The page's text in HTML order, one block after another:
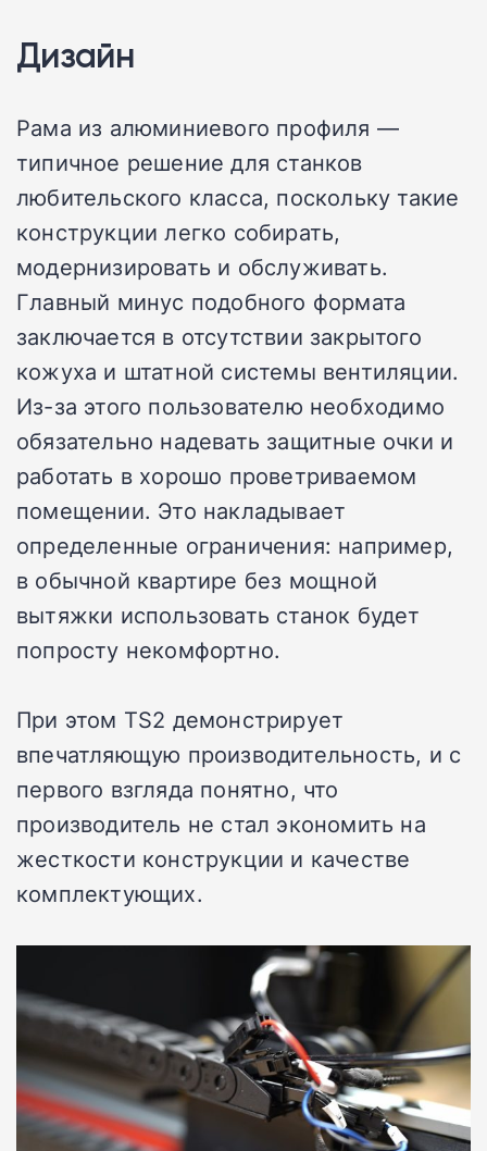
Дизайн
Рама из алюминиевого профиля —
типичное решение для станков
любительского класса, поскольку такие
конструкции легко собирать,
модернизировать и обслуживать.
Главный минус подобного формата
заключается в отсутствии закрытого
кожуха и штатной системы вентиляции.
Из-за этого пользователю необходимо
обязательно надевать защитные очки и
работать в хорошо проветриваемом
помещении. Это накладывает
определенные ограничения: например,
в обычной квартире без мощной
вытяжки использовать станок будет
попросту некомфортно.
При этом TS2 демонстрирует
впечатляющую производительность, и с
первого взгляда понятно, что
производитель не стал экономить на
жесткости конструкции и качестве
комплектующих.